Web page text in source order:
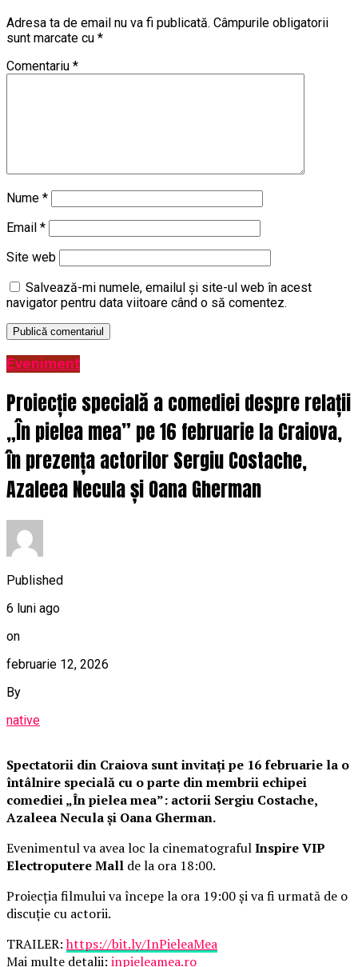
Adresa ta de email nu va fi publicată. Câmpurile obligatorii
sunt marcate cu *
Comentariu *
Nume *
Email *
Site web
Salvează-mi numele, emailul și site-ul web în acest
navigator pentru data viitoare când o să comentez.
Eveniment
Proiecție specială a comediei despre relații
„În pielea mea” pe 16 februarie la Craiova,
în prezența actorilor Sergiu Costache,
Azaleea Necula și Oana Gherman
Published
6 luni ago
on
februarie 12, 2026
By
native
Spectatorii din Craiova sunt invitați pe 16 februarie la o
întâlnire specială cu o parte din membrii echipei
comediei „În pielea mea”: actorii Sergiu Costache,
Azaleea Necula și Oana Gherman.
Evenimentul va avea loc la cinematografulInspire VIP
Electroputere Mall de la ora 18:00.
Proiecția filmului va începe la ora 19:00 și va fi urmată de o
discuție cu actorii.
TRAILER:https://bit.ly/InPieleaMea
Mai multe detalii: inpieleamea.ro